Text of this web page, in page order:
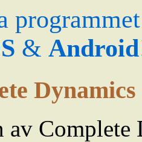
& Android
Dynamics
Complete